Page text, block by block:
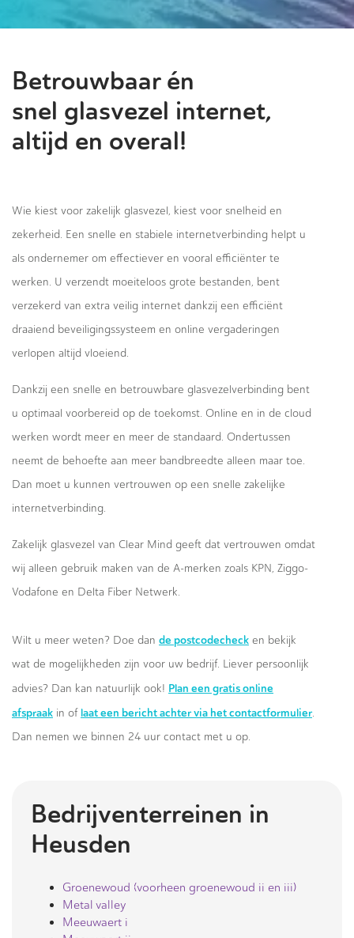
Betrouwbaar én
snel glasvezel internet,
altijd en overal!
Wie kiest voor zakelijk glasvezel, kiest voor snelheid en
zekerheid. Een snelle en stabiele internetverbinding helpt u
als ondernemer om effectiever en vooral efficiënter te
werken. U verzendt moeiteloos grote bestanden, bent
verzekerd van extra veilig internet dankzij een efficiënt
draaiend beveiligingssysteem en online vergaderingen
verlopen altijd vloeiend.
Dankzij een snelle en betrouwbare glasvezelverbinding bent
u optimaal voorbereid op de toekomst. Online en in de cloud
werken wordt meer en meer de standaard. Ondertussen
neemt de behoefte aan meer bandbreedte alleen maar toe.
Dan moet u kunnen vertrouwen op een snelle zakelijke
internetverbinding.
Zakelijk glasvezel van Clear Mind geeft dat vertrouwen omdat
wij alleen gebruik maken van de A-merken zoals KPN, Ziggo-
Vodafone en Delta Fiber Netwerk.
Wilt u meer weten? Doe dan de postcodecheck en bekijk
wat de mogelijkheden zijn voor uw bedrijf. Liever persoonlijk
advies? Dan kan natuurlijk ook! Plan een gratis online
afspraak in of laat een bericht achter via het contactformulier.
Dan nemen we binnen 24 uur contact met u op.
Bedrijventerreinen in
Heusden
Groenewoud (voorheen groenewoud ii en iii)
Metal valley
Meeuwaert i